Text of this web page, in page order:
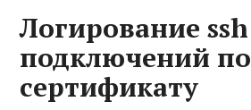
Логирование ssh
подключений по
сертификату